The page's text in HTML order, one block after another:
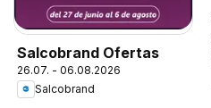
Salcobrand Ofertas
26.07. - 06.08.2026
Salcobrand